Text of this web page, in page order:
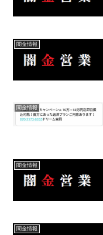
闇金情報
闇金情報
闇金情報
闇金情報